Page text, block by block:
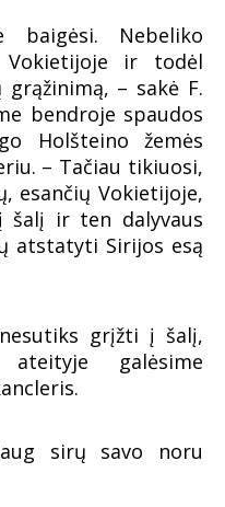
baigėsi. Nebeliko
Vokietijoje ir todėl
– sakė F.
bendroje spaudos
Holšteino žemės
– Tačiau tikiuosi,
esančių Vokietijoje,
šalį ir ten dalyvaus
atstatyti Sirijos esą
grįžti į šalį,
ateityje galėsime
sirų savo noru